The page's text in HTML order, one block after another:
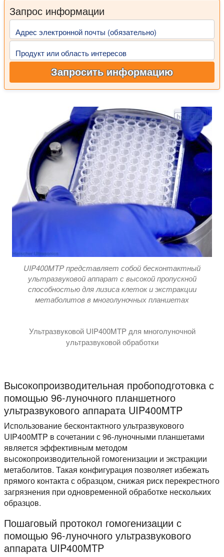
Запрос информации
Адрес электронной почты (обязательно)
Продукт или область интересов
Запросить информацию
UIP400MTP представляет собой бесконтактный
ультразвуковой аппарат с высокой пропускной
способностью для лизиса клеток и экстракции
метаболитов в многолуночных планшетах
Ультразвуковой UIP400MTP для многолуночной
ультразвуковой обработки
Высокопроизводительная пробоподготовка с
помощью 96-луночного планшетного
ультразвукового аппарата UIP400MTP
Использование бесконтактного ультразвукового
UIP400MTP в сочетании с 96-луночными планшетами
является эффективным методом
высокопроизводительной гомогенизации и экстракции
метаболитов. Такая конфигурация позволяет избежать
прямого контакта с образцом, снижая риск перекрестного
загрязнения при одновременной обработке нескольких
образцов.
Пошаговый протокол гомогенизации с
помощью 96-луночного ультразвукового
аппарата UIP400MTP